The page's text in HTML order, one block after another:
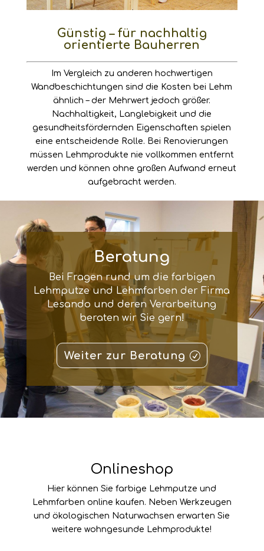
Günstig – für nachhaltig
orientierte Bauherren
Im Vergleich zu anderen hochwertigen
Wandbeschichtungen sind die Kosten bei Lehm
ähnlich – der Mehrwert jedoch größer.
Nachhaltigkeit, Langlebigkeit und die
gesundheitsfördernden Eigenschaften spielen
eine entscheidende Rolle. Bei Renovierungen
müssen Lehmprodukte nie vollkommen entfernt
werden und können ohne großen Aufwand erneut
aufgebracht werden.
Beratung
Bei Fragen rund um die farbigen
Lehmputze und Lehmfarben der Firma
Lesando und deren Verarbeitung
beraten wir Sie gern!
Weiter zur Beratung
Onlineshop
Hier können Sie farbige Lehmputze und
Lehmfarben online kaufen. Neben Werkzeugen
und ökologischen Naturwachsen erwarten Sie
weitere wohngesunde Lehmprodukte!